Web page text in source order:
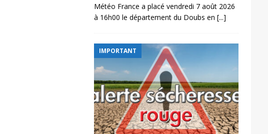
Météo France a placé vendredi 7 août 2026
à 16h00 le département du Doubs en [...]
IMPORTANT